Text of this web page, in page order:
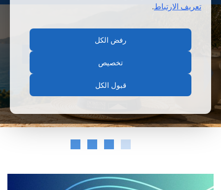
تعريف الارتباط.
رفض الكل
تخصيص
قبول الكل